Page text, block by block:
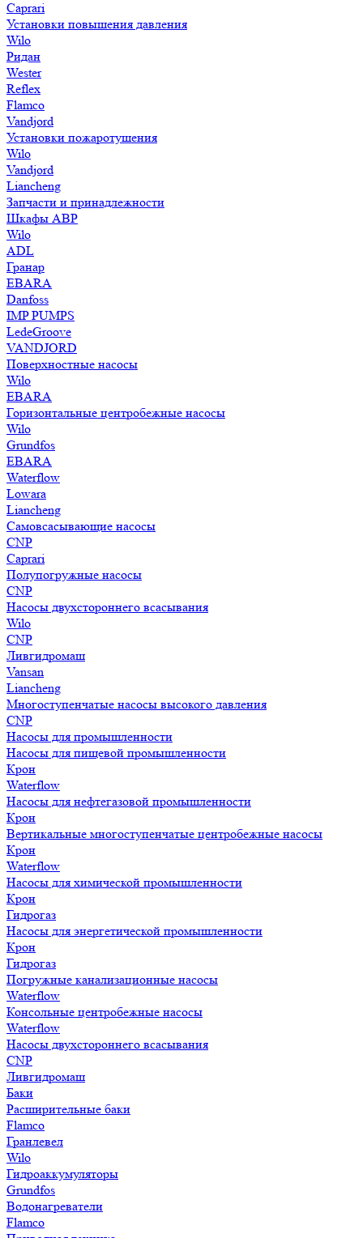
Caprari
Установки повышения давления
Wilo
Ридан
Wester
Reflex
Flamco
Vandjord
Установки пожаротушения
Wilo
Vandjord
Liancheng
Запчасти и принадлежности
Шкафы АВР
Wilo
ADL
Гранар
EBARA
Danfoss
IMP PUMPS
LedeGroove
VANDJORD
Поверхностные насосы
Wilo
EBARA
Горизонтальные центробежные насосы
Wilo
Grundfos
EBARA
Waterflow
Lowara
Liancheng
Самовсасывающие насосы
CNP
Caprari
Полупогружные насосы
CNP
Насосы двухстороннего всасывания
Wilo
CNP
Ливгидромаш
Vansan
Liancheng
Многоступенчатые насосы высокого давления
CNP
Насосы для промышленности
Насосы для пищевой промышленности
Крон
Waterflow
Насосы для нефтегазовой промышленности
Крон
Вертикальные многоступенчатые центробежные насосы
Крон
Waterflow
Насосы для химической промышленности
Крон
Гидрогаз
Насосы для энергетической промышленности
Крон
Гидрогаз
Погружные канализационные насосы
Waterflow
Консольные центробежные насосы
Waterflow
Насосы двухстороннего всасывания
CNP
Ливгидромаш
Баки
Расширительные баки
Flamco
Гранлевел
Wilo
Гидроаккумуляторы
Grundfos
Водонагреватели
Flamco